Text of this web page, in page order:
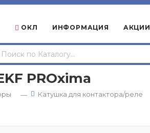
ОКЛ ИНФОРМАЦИЯ АКЦИИ
PROxima
— Катушка для контактора/реле